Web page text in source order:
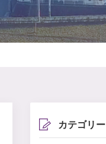
カテゴリー